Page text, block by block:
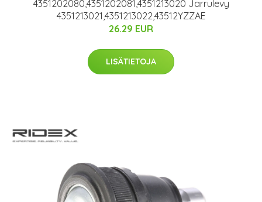
4351202080,4351202081,4351213020 Jarrulevy
4351213021,4351213022,43512YZZAE
26.29 EUR
LISÄTIETOJA